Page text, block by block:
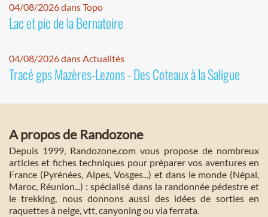
04/08/2026 dans Topo
Lac et pic de la Bernatoire
04/08/2026 dans Actualités
Tracé gps Mazères-Lezons - Des Coteaux à la Saligue
A propos de Randozone
Depuis 1999, Randozone.com vous propose de nombreux
articles et fiches techniques pour préparer vos aventures en
France (Pyrénées, Alpes, Vosges...) et dans le monde (Népal,
Maroc, Réunion...) : spécialisé dans la randonnée pédestre et
le trekking, nous donnons aussi des idées de sorties en
raquettes à neige, vtt, canyoning ou via ferrata.